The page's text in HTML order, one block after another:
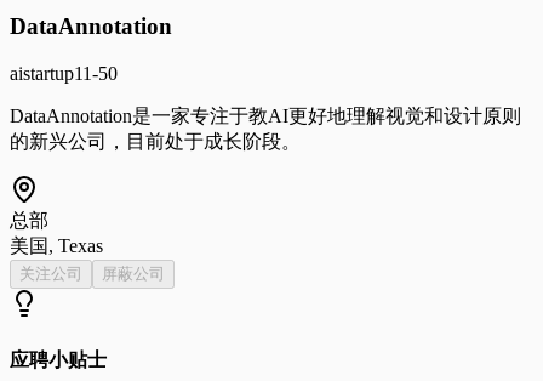
DataAnnotation
aistartup11-50
DataAnnotation是一家专注于教AI更好地理解视觉和设计原则
的新兴公司，目前处于成长阶段。
总部
美国, Texas
关注公司 屏蔽公司
应聘小贴士